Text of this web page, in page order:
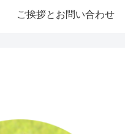
ご挨拶とお問い合わせ